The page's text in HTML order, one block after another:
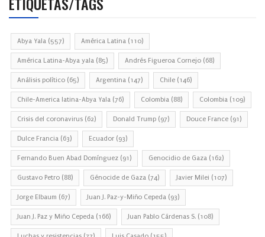
Abya Yala (557) América Latina (110)
América Latina-Abya yala (85) Andrés Figueroa Cornejo (68)
Análisis político (65) Argentina (147) Chile (146)
Chile-America latina-Abya Yala (76) Colombia (88) Colombia (109)
Crisis del coronavirus (62) Donald Trump (97) Douce France (91)
Dulce Francia (63) Ecuador (93)
Fernando Buen Abad Domínguez (91) Genocidio de Gaza (162)
Gustavo Petro (88) Génocide de Gaza (74) Javier Milei (107)
Jorge Elbaum (67) Juan J. Paz-y-Miño Cepeda (93)
Juan J. Paz y Miño Cepeda (166) Juan Pablo Cárdenas S. (108)